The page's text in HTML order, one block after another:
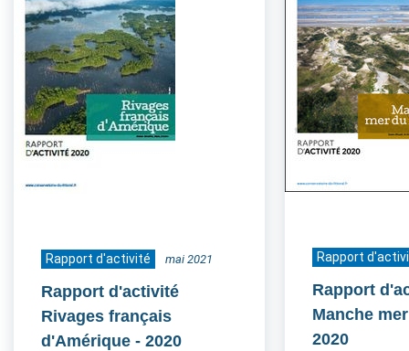
Rapport d'activité mai 2021
Rapport d'activité
Rivages français
d'Amérique - 2020
Rapport
Rapport
Manche
2020